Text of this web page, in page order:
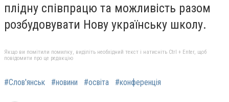
плідну співпрацю та можливість разом
розбудовувати Нову українську школу.
Якщо ви помітили помилку, виділіть необхідний текст і натисніть Ctrl + Enter, щоб
повідомити про це редакцію
#Слов'янськ #новини #освіта #конференція